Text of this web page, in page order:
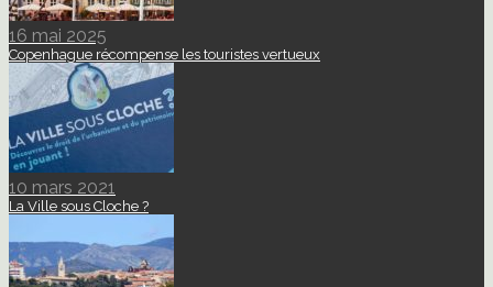
16 mai 2025
Copenhague récompense les touristes vertueux
10 mars 2021
La Ville sous Cloche ?